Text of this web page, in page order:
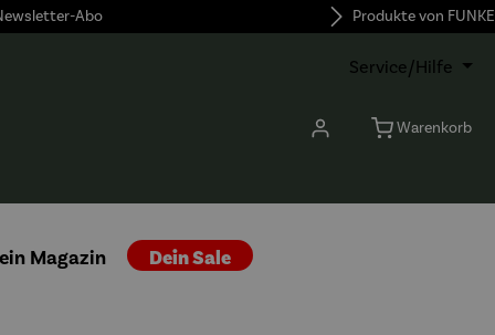
Abo Produkte von FUNKE
Service/Hilfe
Warenkorb
Magazin Dein Sale